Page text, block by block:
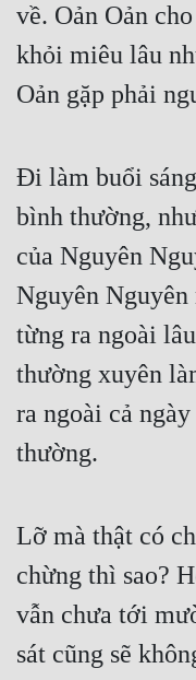
về. Oản Oản
khỏi miêu lâu
Oản gặp phải
Đi làm buổi
bình thường,
của Nguyên
Nguyên Nguyên
từng ra ngoài
thường xuyên
ra ngoài cả
thường.
Lỡ mà thật có
chừng thì sao?
vẫn chưa tới
sát cũng sẽ